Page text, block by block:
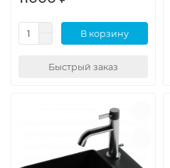
В корзину
Быстрый заказ